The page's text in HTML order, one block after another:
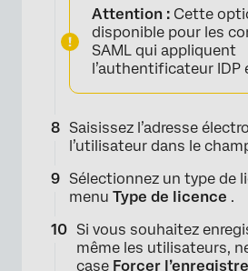
Attention : Cette
disponible pour les
SAML qui appliquent
l’authentificateur IDP
Saisissez l’adresse
l’utilisateur dans le
Sélectionnez un type de
menu Type de licence .
Si vous souhaitez
même les utilisateurs,
case Forcer